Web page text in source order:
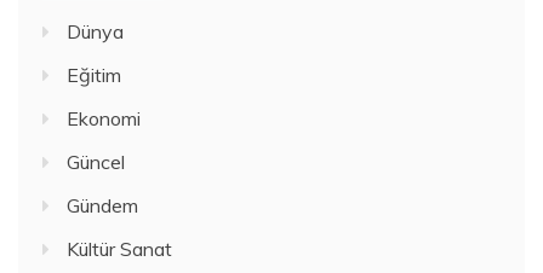
Dünya
Eğitim
Ekonomi
Güncel
Gündem
Kültür Sanat